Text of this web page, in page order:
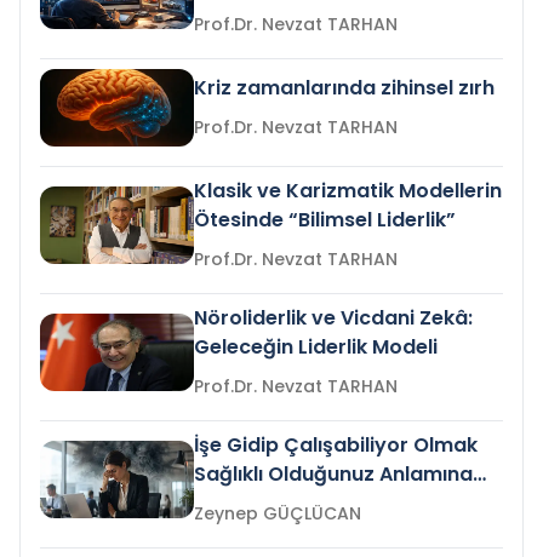
Prof.Dr. Nevzat TARHAN
Kriz zamanlarında zihinsel zırh
Prof.Dr. Nevzat TARHAN
Klasik ve Karizmatik Modellerin
Ötesinde “Bilimsel Liderlik”
Prof.Dr. Nevzat TARHAN
Nöroliderlik ve Vicdani Zekâ:
Geleceğin Liderlik Modeli
Prof.Dr. Nevzat TARHAN
İşe Gidip Çalışabiliyor Olmak
Sağlıklı Olduğunuz Anlamına
Gelir mi?Zeynep GÜÇLÜCAN